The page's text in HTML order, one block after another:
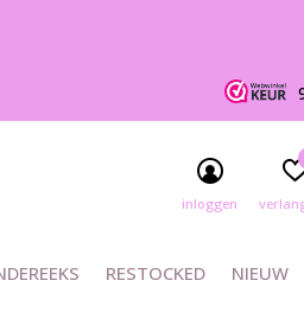
RESTOCKED NIEUW
inloggen